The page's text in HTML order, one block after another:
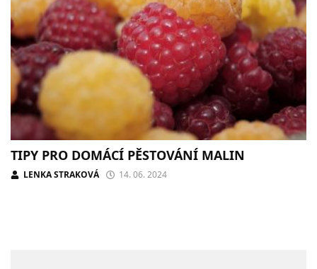
TIPY PRO DOMÁCÍ PĚSTOVÁNÍ MALIN
LENKA STRAKOVÁ 14. 06. 2024